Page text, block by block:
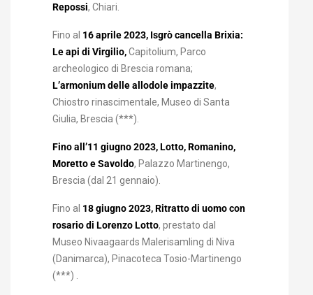
Repossi, Chiari.
Fino al 16 aprile 2023, Isgrò cancella Brixia:
Le api di Virgilio,Capitolium, Parco
archeologico di Brescia romana;
L’armonium delle allodole impazzite,
Chiostro rinascimentale, Museo di Santa
Giulia, Brescia (***).
Fino all’11 giugno 2023, Lotto, Romanino,
Moretto e Savoldo, Palazzo Martinengo,
Brescia (dal 21 gennaio).
Fino al 18 giugno 2023, Ritratto di uomo con
rosario di Lorenzo Lotto, prestato dal
Museo Nivaagaards Malerisamling di Niva
(Danimarca), Pinacoteca Tosio-Martinengo
(***) .